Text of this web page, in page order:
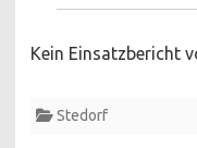
Kein Einsatzbericht
Stedorf